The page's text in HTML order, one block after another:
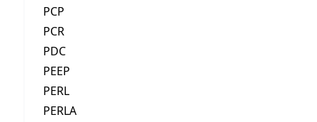
PCP
PCR
PDC
PEEP
PERL
PERLA